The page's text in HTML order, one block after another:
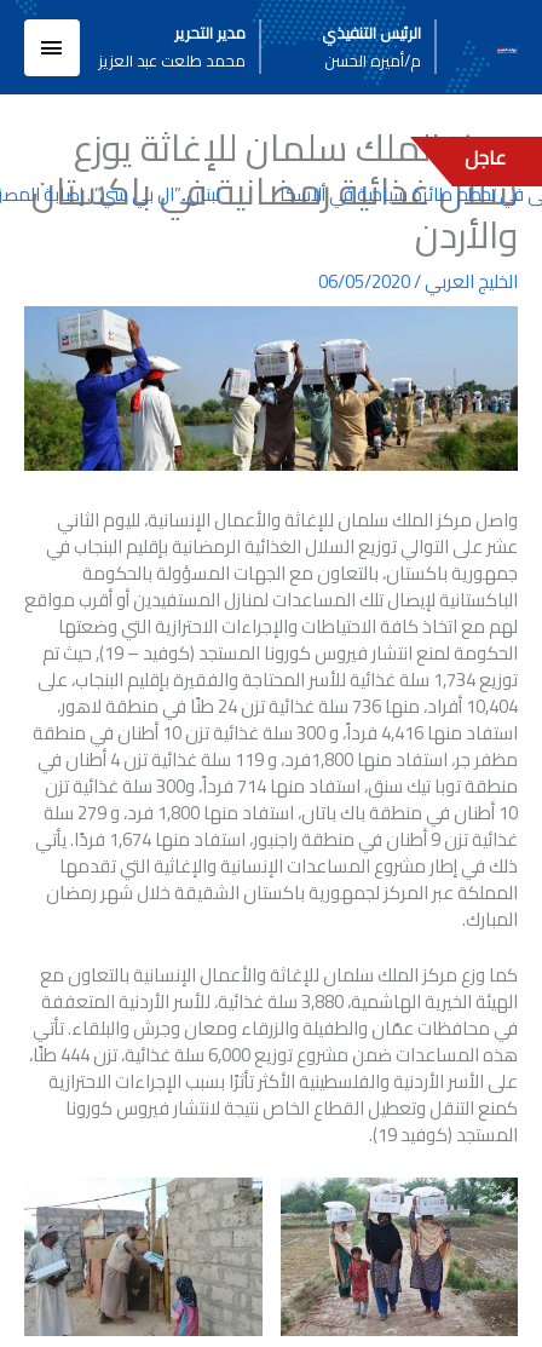
المحتوى
الرئيس التنفيذي
م/أميره الحسن
مدير التحرير
محمد طلعت عبد العزيز
عاجل
لبنان..”ال بي سي”.. إصابة
مركز الملك سلمان للإغاثة يوزع
سلال غذائية رمضانية في باكستان
والأردن
الخليج العربي/
06/05/2020
واصل مركز الملك سلمان للإغاثة والأعمال الإنسانية، لليوم الثاني
عشر على التوالي توزيع السلال الغذائية الرمضانية بإقليم البنجاب في
جمهورية باكستان، بالتعاون مع الجهات المسؤولة بالحكومة
الباكستانية لإيصال تلك المساعدات لمنازل المستفيدين أو أقرب مواقع
لهم مع اتخاذ كافة الاحتياطات والإجراءات الاحترازية التي وضعتها
الحكومة لمنع انتشار فيروس كورونا المستجد (كوفيد – 19), حيث تم
توزيع 1,734 سلة غذائية للأسر المحتاجة والفقيرة بإقليم البنجاب، على
10,404 أفراد، منها 736 سلة غذائية تزن 24 طنًا في منطقة لاهور،
استفاد منها 4,416 فرداً، و 300 سلة غذائية تزن 10 أطنان في منطقة
مظفر جر، استفاد منها 1,800فرد، و 119 سلة غذائية تزن 4 أطنان في
منطقة توبا تيك سنق، استفاد منها 714 فرداً، و300 سلة غذائية تزن
10 أطنان في منطقة باك باتان، استفاد منها 1,800 فرد، و 279 سلة
غذائية تزن 9 أطنان في منطقة راجنبور، استفاد منها 1,674 فردًا. يأتي
ذلك في إطار مشروع المساعدات الإنسانية والإغاثية التي تقدمها
المملكة عبر المركز لجمهورية باكستان الشقيقة خلال شهر رمضان
المبارك.
كما وزع مركز الملك سلمان للإغاثة والأعمال الإنسانية بالتعاون مع
الهيئة الخيرية الهاشمية، 3,880 سلة غذائية، للأسر الأردنية المتعففة
في محافظات عمّان والطفيلة والزرقاء ومعان وجرش والبلقاء. تأتي
هذه المساعدات ضمن مشروع توزيع 6,000 سلة غذائية، تزن 444 طنًا،
على الأسر الأردنية والفلسطينية الأكثر تأثرًا بسبب الإجراءات الاحترازية
كمنع التنقل وتعطيل القطاع الخاص نتيجة لانتشار فيروس كورونا
المستجد (كوفيد 19).